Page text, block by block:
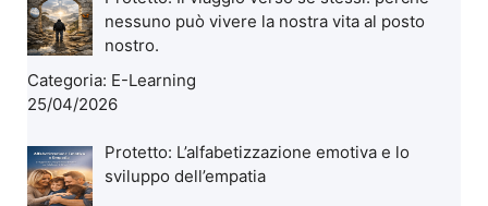
nessuno può vivere la nostra vita al posto
nostro.
Categoria: E-Learning
25/04/2026
Protetto: L’alfabetizzazione emotiva e lo
sviluppo dell’empatia